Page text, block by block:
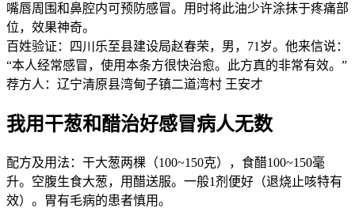
嘴唇周围和鼻腔内可预防感冒。用时将此油少许涂抹于疼痛部
位，效果神奇。
百姓验证：四川乐至县建设局赵春荣，男，71岁。他来信说：
“本人经常感冒，使用本条方很快治愈。此方真的非常有效。”
荐方人：辽宁清原县湾甸子镇二道湾村 王安才
我用干葱和醋治好感冒病人无数
配方及用法：干大葱两棵（100~150克），食醋100~150毫
升。空腹生食大葱，用醋送服。一般1剂便好（退烧止咳特有
效）。胃有毛病的患者慎用。